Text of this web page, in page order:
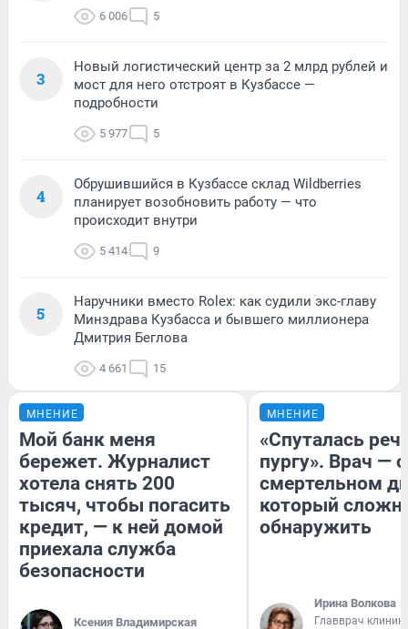
6 006 5
3
Новый логистический центр за 2 млрд рублей и
мост для него отстроят в Кузбассе —
подробности
5 977 5
4
Обрушившийся в Кузбассе склад Wildberries
планирует возобновить работу — что
происходит внутри
5 414 9
5
Наручники вместо Rolex: как судили экс-главу
Минздрава Кузбасса и бывшего миллионера
Дмитрия Беглова
4 661 15
МНЕНИЕ
Мой банк меня
бережет. Журналист
хотела снять 200
тысяч, чтобы погасить
кредит, — к ней домой
приехала служба
безопасности
Ксения Владимирская
МНЕНИЕ
«Спуталась
пургу». Врач — о
смертельном
который
обнаружить
Ирина Волкова
Главврач